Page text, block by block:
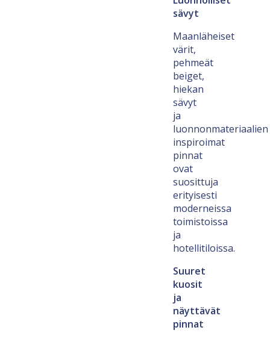
sävyt
Maanläheiset
värit,
pehmeät
beiget,
hiekan
sävyt
ja
luonnonmateriaalien
inspiroimat
pinnat
ovat
suosittuja
erityisesti
moderneissa
toimistoissa
ja
hotellitiloissa.
Suuret
kuosit
ja
näyttävät
pinnat